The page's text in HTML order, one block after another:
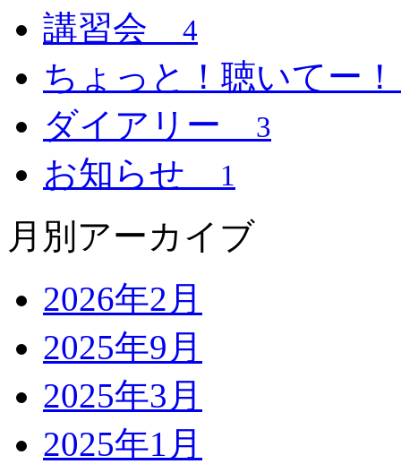
講習会 4
ちょっと！聴いて
ダイアリー
3
お知らせ 1
月別アーカイブ
2026年2月
2025年9月
2025年3月
2025年1月